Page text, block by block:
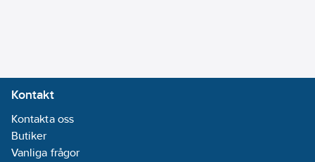
Kontakt
Kontakta oss
Butiker
Vanliga frågor